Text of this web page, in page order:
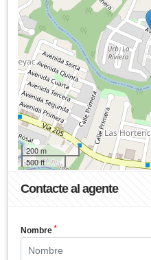
200 m
500 ft
Contacte al agente
Nombre *